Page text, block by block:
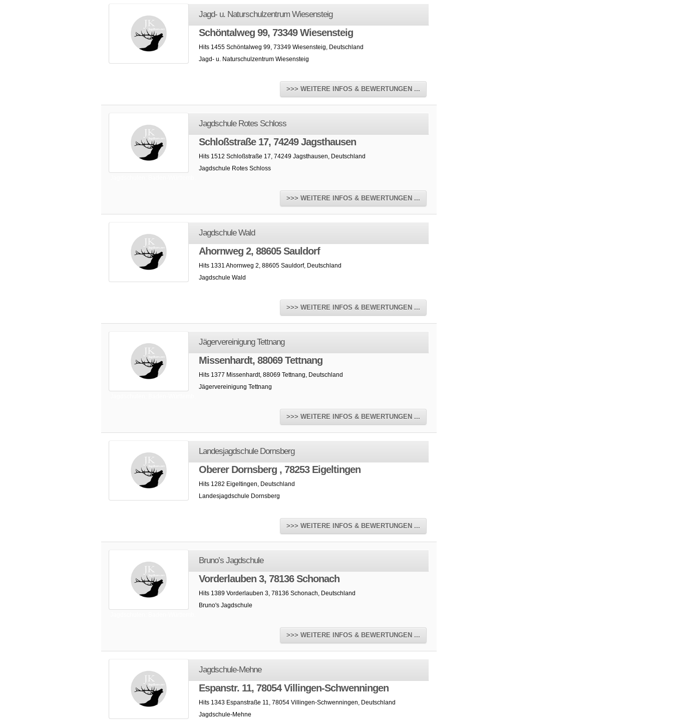
Jagd- u. Naturschulzentrum Wiesensteig
Schöntalweg 99, 73349 Wiesensteig
Hits 1455 Schöntalweg 99, 73349 Wiesensteig, Deutschland
Jagd- u. Naturschulzentrum Wiesensteig
>>> WEITERE INFOS & BEWERTUNGEN ...
Jagdschule Rotes Schloss
Schloßstraße 17, 74249 Jagsthausen
Hits 1512 Schloßstraße 17, 74249 Jagsthausen, Deutschland
Jagdschule Rotes Schloss
>>> WEITERE INFOS & BEWERTUNGEN ...
Jagdschule Wald
Ahornweg 2, 88605 Sauldorf
Hits 1331 Ahornweg 2, 88605 Sauldorf, Deutschland
Jagdschule Wald
>>> WEITERE INFOS & BEWERTUNGEN ...
Jägervereinigung Tettnang
Missenhardt, 88069 Tettnang
Hits 1377 Missenhardt, 88069 Tettnang, Deutschland
Jägervereinigung Tettnang
>>> WEITERE INFOS & BEWERTUNGEN ...
Landesjagdschule Dornsberg
Oberer Dornsberg , 78253 Eigeltingen
Hits 1282 Eigeltingen, Deutschland
Landesjagdschule Dornsberg
>>> WEITERE INFOS & BEWERTUNGEN ...
Bruno’s Jagdschule
Vorderlauben 3, 78136 Schonach
Hits 1389 Vorderlauben 3, 78136 Schonach, Deutschland
Bruno's Jagdschule
>>> WEITERE INFOS & BEWERTUNGEN ...
Jagdschule-Mehne
Espanstr. 11, 78054 Villingen-Schwenningen
Hits 1343 Espanstraße 11, 78054 Villingen-Schwenningen, Deutschland
Jagdschule-Mehne